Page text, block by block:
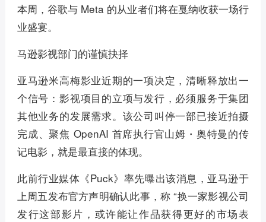
本周，谷歌与 Meta 的从业者们将在戛纳收获一场行
业盛宴。
马逊影视部门的谨慎抉择
亚马逊米高梅影业近期的一项决定，清晰释放出一
个信号：影视项目的立项与发行，必须服务于集团
其他业务的发展需求。该公司叫停一部已接近拍摄
完成、聚焦 OpenAI 首席执行官山姆・奥特曼的传
记电影，就是最直接的体现。
此前行业媒体《Puck》率先曝出该消息，亚马逊于
上周五发布官方声明确认此事，称 “换一家影视公司
发行这部影片，或许能让作品获得更好的市场表